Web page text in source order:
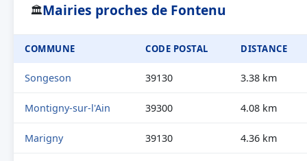
🏛Mairies proches de Fontenu
COMMUNE CODE POSTAL DISTANCE
Songeson 39130 3.38 km
Montigny-sur-l'Ain 39300 4.08 km
Marigny 39130 4.36 km